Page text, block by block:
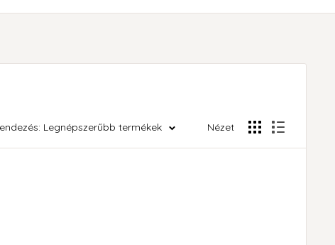
Legnépszerűbb termékek Nézet